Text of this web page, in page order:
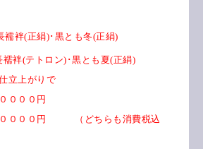
襦袢(正絹)･黒とも冬(正絹)
襦袢(テトロン)･黒とも夏(正絹)
立上がりで
００円
０００円 （どちらも消費税込